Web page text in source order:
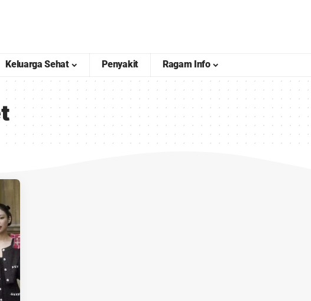
Keluarga Sehat Penyakit Ragam Info